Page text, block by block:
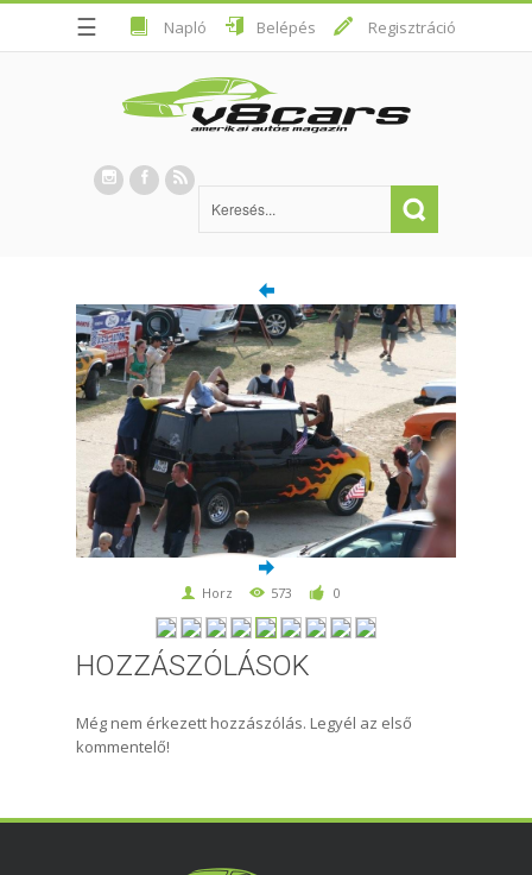
☰ Napló Belépés Regisztráció
Horz 573 0
HOZZÁSZÓLÁSOK
Még nem érkezett hozzászólás. Legyél az első
kommentelő!